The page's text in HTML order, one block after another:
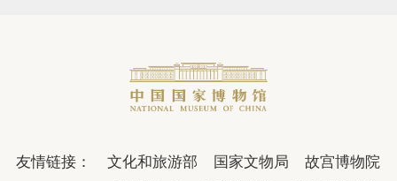
友情链接： 文化和旅游部 国家文物局
故宫博物院